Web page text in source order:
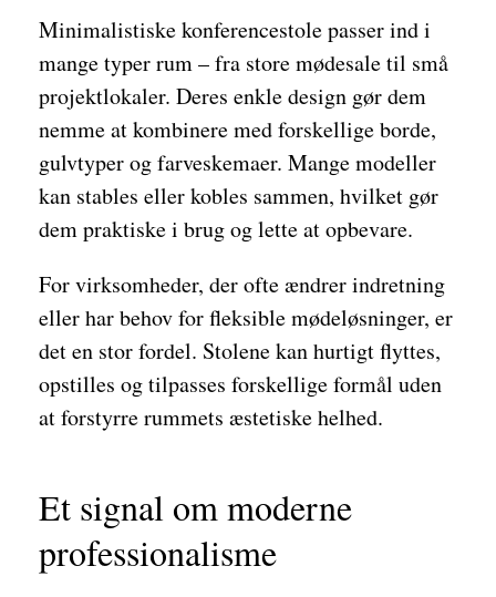
Minimalistiske konferencestole passer ind i
mange typer rum – fra store mødesale til små
projektlokaler. Deres enkle design gør dem
nemme at kombinere med forskellige borde,
gulvtyper og farveskemaer. Mange modeller
kan stables eller kobles sammen, hvilket gør
dem praktiske i brug og lette at opbevare.
For virksomheder, der ofte ændrer indretning
eller har behov for fleksible mødeløsninger, er
det en stor fordel. Stolene kan hurtigt flyttes,
opstilles og tilpasses forskellige formål uden
at forstyrre rummets æstetiske helhed.
Et signal om moderne
professionalisme